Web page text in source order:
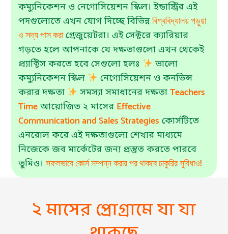
কম্যুনিকেশন ও নেগোসিয়েশন স্কিল। ইন্ডাস্ট্রির এই
পদগুলোতে এখন যোগ দিচ্ছে বিভিন্ন বিশ্ববিদ্যালয় পড়ুয়া
ও সদ্য পাস করাগ্রেজুয়েটরা। এই সেক্টরে ক্যারিয়ার
গড়তে হলে আপনাকে যে দক্ষতাগুলো এখন থেকেই
প্র্যাক্টিস করতে হবে সেগুলো হলঃ
ভালো
কম্যুনিকেশন স্কিল
নেগোসিয়েশন ও কনভিন্স
করার দক্ষতা
সমস্যা সমাধানের দক্ষতাTeachers
Timeআয়োজিত ২ মাসের Effective
Communication and Sales Strategies কোর্সটিতে
এনরোল করে এই দক্ষতাগুলো শেখার মাধ্যমে
নিজেকে জব মার্কেটের জন্য প্রস্তুত করতে পারবে
তুমিও। সফলভাবে কোর্স সম্পন্ন করার পর থাকবে চাকুরির সুবিধাও!
২ মাসের প্রোগ্রামে যা যা